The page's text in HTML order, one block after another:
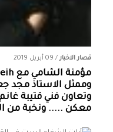
قصار الاخبار/ 09 أبريل 2019
وممثل الاستاذ مجد
وتعاون فني قتيبة
معكن ..... ونخبة من